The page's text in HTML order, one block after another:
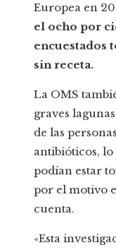
Europea en
el ocho por
encuestados
sin receta.
La OMS
graves
de las
antibióticos,
podían estar
por el motivo
cuenta.
«Esta